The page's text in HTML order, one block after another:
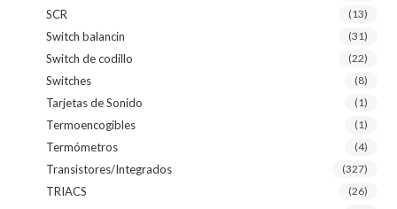
SCR (13)
Switch balancin (31)
Switch de codillo (22)
Switches (8)
Tarjetas de Sonido (1)
Termoencogibles (1)
Termómetros (4)
Transistores/Integrados (327)
TRIACS (26)